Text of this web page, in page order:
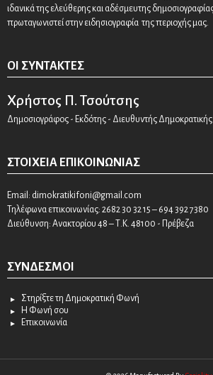
ιδανικά της ελεύθερης και αδέσμευτης
πρωταγωνιστεί στην ειδησιογραφία της περιοχής μας.
ΟΙ ΣΥΝΤΆΚΤΕΣ
Χρήστος Π. Τσούτσης
Δημοσιογράφος - Εκδότης - Διευθυντής
ΣΤΟΙΧΕΊΑ ΕΠΙΚΟΙΝΩΝΊΑΣ
Email: dimokratikifoni@gmail.com
Τηλέφωνα επικοινωνίας: 2682 30 32 15 – 694 392 7380
Διεύθυνση: Ανακτορίου 48 – Τ.Κ. 48100 - Πρέβεζα
ΣΎΝΔΕΣΜΟΙ
Στηρίξτε τη Δημοκρατική Φωνή
Η Φωνή σου
Επικοινωνία